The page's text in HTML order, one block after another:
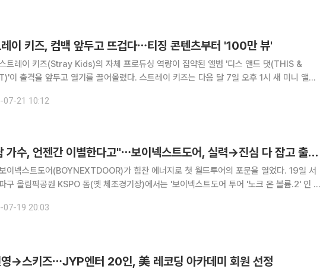
이 키즈, 컴백 앞두고 뜨겁다⋯티징 콘텐츠부터 '100만 뷰'
트레이 키즈(Stray Kids)의 자체 프로듀싱 역량이 집약된 앨범 '디스 앤드 댓(THIS &
을 앞두고 열기를 끌어올렸다. 스트레이 키즈는 다음 달 7일 오후 1시 새 미니 앨범
부를 미리 엿볼 수 있는 '언베일
07-21 10:12
"K팝 가수, 언젠간 이별한다고"⋯보이넥스트도어, 실력→진심 다 잡고 출격 [종합]
이넥스트도어(BOYNEXTDOOR)가 힘찬 에너지로 첫 월드투어의 포문을 열었다. 19일 서
구 올림픽공원 KSPO 돔(옛 체조경기장)에서는 '보이넥스트도어 투어 '노크 온 볼륨.2' 인 서
장소에서 단독 투어의
07-19 20:03
영→스키즈⋯JYP엔터 20인, 美 레코딩 아카데미 회원 선정